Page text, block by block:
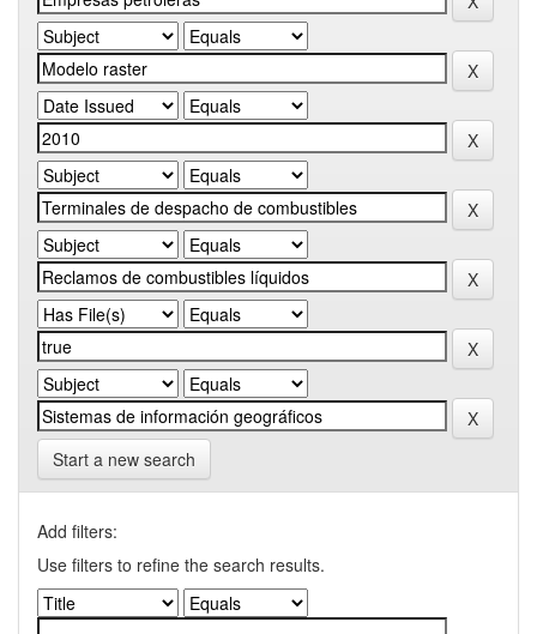
Start a new search
Add filters:
Use filters to refine the search results.